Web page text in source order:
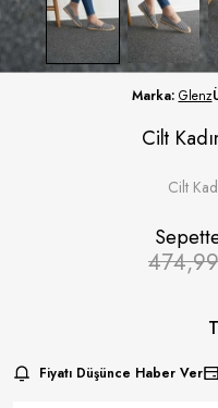
Marka: Glenz
Cilt
Cilt
Fiyatı Düşünce Haber Ver